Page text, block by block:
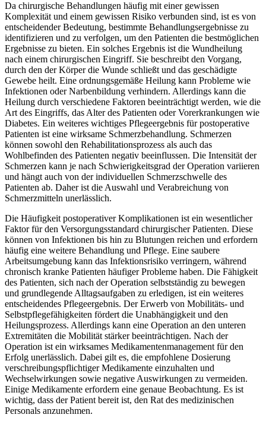
Da chirurgische Behandlungen häufig mit einer gewissen
Komplexität und einem gewissen Risiko verbunden sind, ist es von
entscheidender Bedeutung, bestimmte Behandlungsergebnisse zu
identifizieren und zu verfolgen, um den Patienten die bestmöglichen
Ergebnisse zu bieten. Ein solches Ergebnis ist die Wundheilung
nach einem chirurgischen Eingriff. Sie beschreibt den Vorgang,
durch den der Körper die Wunde schließt und das geschädigte
Gewebe heilt. Eine ordnungsgemäße Heilung kann Probleme wie
Infektionen oder Narbenbildung verhindern. Allerdings kann die
Heilung durch verschiedene Faktoren beeinträchtigt werden, wie die
Art des Eingriffs, das Alter des Patienten oder Vorerkrankungen wie
Diabetes. Ein weiteres wichtiges Pflegeergebnis für postoperative
Patienten ist eine wirksame Schmerzbehandlung. Schmerzen
können sowohl den Rehabilitationsprozess als auch das
Wohlbefinden des Patienten negativ beeinflussen. Die Intensität der
Schmerzen kann je nach Schwierigkeitsgrad der Operation variieren
und hängt auch von der individuellen Schmerzschwelle des
Patienten ab. Daher ist die Auswahl und Verabreichung von
Schmerzmitteln unerlässlich.
Die Häufigkeit postoperativer Komplikationen ist ein wesentlicher
Faktor für den Versorgungsstandard chirurgischer Patienten. Diese
können von Infektionen bis hin zu Blutungen reichen und erfordern
häufig eine weitere Behandlung und Pflege. Eine saubere
Arbeitsumgebung kann das Infektionsrisiko verringern, während
chronisch kranke Patienten häufiger Probleme haben. Die Fähigkeit
des Patienten, sich nach der Operation selbstständig zu bewegen
und grundlegende Alltagsaufgaben zu erledigen, ist ein weiteres
entscheidendes Pflegeergebnis. Der Erwerb von Mobilitäts- und
Selbstpflegefähigkeiten fördert die Unabhängigkeit und den
Heilungsprozess. Allerdings kann eine Operation an den unteren
Extremitäten die Mobilität stärker beeinträchtigen. Nach der
Operation ist ein wirksames Medikamentenmanagement für den
Erfolg unerlässlich. Dabei gilt es, die empfohlene Dosierung
verschreibungspflichtiger Medikamente einzuhalten und
Wechselwirkungen sowie negative Auswirkungen zu vermeiden.
Einige Medikamente erfordern eine genaue Beobachtung. Es ist
wichtig, dass der Patient bereit ist, den Rat des medizinischen
Personals anzunehmen.